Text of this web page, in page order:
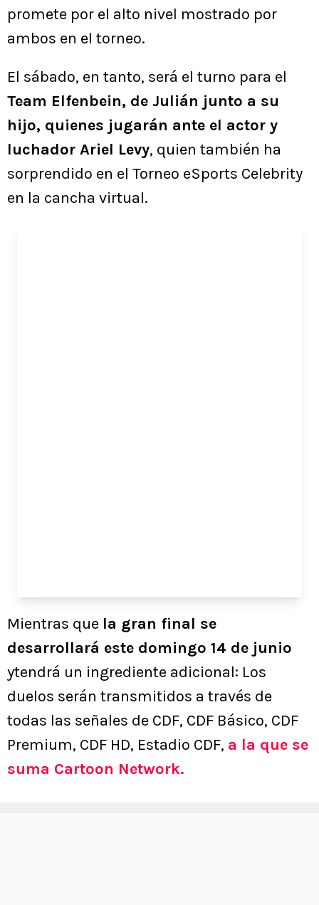
promete por el alto nivel mostrado por
ambos en el torneo.
El sábado, en tanto, será el turno para el
Team Elfenbein, de Julián junto a su
hijo, quienes jugarán ante el actor y
luchador Ariel Levy, quien también ha
sorprendido en el Torneo eSports Celebrity
en la cancha virtual.
Mientras que la gran final se
desarrollará este domingo 14 de junio
ytendrá un ingrediente adicional: Los
duelos serán transmitidos a través de
todas las señales de CDF, CDF Básico, CDF
Premium, CDF HD, Estadio CDF, a la que se
suma Cartoon Network.